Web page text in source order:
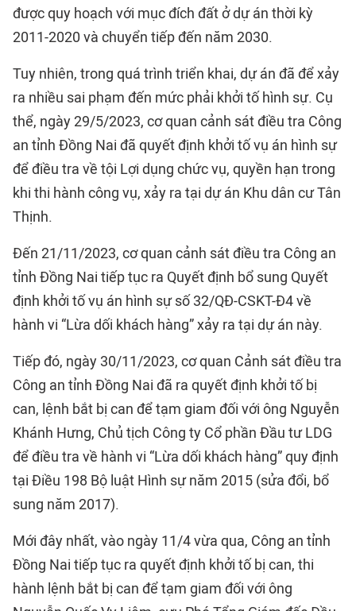
được quy hoạch với mục đích đất ở dự án thời kỳ
2011-2020 và chuyển tiếp đến năm 2030.
Tuy nhiên, trong quá trình triển khai, dự án đã để xảy
ra nhiều sai phạm đến mức phải khởi tố hình sự. Cụ
thể, ngày 29/5/2023, cơ quan cảnh sát điều tra Công
an tỉnh Đồng Nai đã quyết định khởi tố vụ án hình sự
để điều tra về tội Lợi dụng chức vụ, quyền hạn trong
khi thi hành công vụ, xảy ra tại dự án Khu dân cư Tân
Thịnh.
Đến 21/11/2023, cơ quan cảnh sát điều tra Công an
tỉnh Đồng Nai tiếp tục ra Quyết định bổ sung Quyết
định khởi tố vụ án hình sự số 32/QĐ-CSKT-Đ4 về
hành vi “Lừa dối khách hàng” xảy ra tại dự án này.
Tiếp đó, ngày 30/11/2023, cơ quan Cảnh sát điều tra
Công an tỉnh Đồng Nai đã ra quyết định khởi tố bị
can, lệnh bắt bị can để tạm giam đối với ông Nguyễn
Khánh Hưng, Chủ tịch Công ty Cổ phần Đầu tư LDG
để điều tra về hành vi “Lừa dối khách hàng” quy định
tại Điều 198 Bộ luật Hình sự năm 2015 (sửa đổi, bổ
sung năm 2017).
Mới đây nhất, vào ngày 11/4 vừa qua, Công an tỉnh
Đồng Nai tiếp tục ra quyết định khởi tố bị can, thi
hành lệnh bắt bị can để tạm giam đối với ông